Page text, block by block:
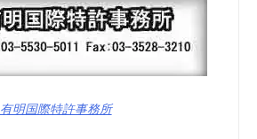
有明国際特許事務所